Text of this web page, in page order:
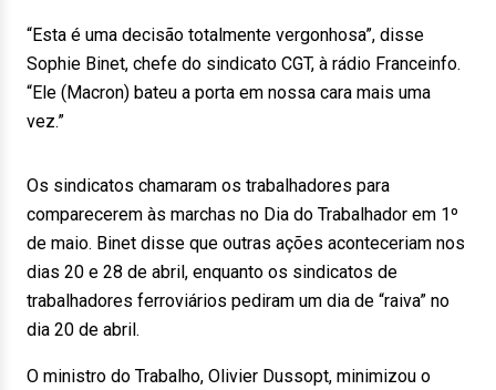
“Esta é uma decisão totalmente vergonhosa”, disse
Sophie Binet, chefe do sindicato CGT, à rádio Franceinfo.
“Ele (Macron) bateu a porta em nossa cara mais uma
vez.”
Os sindicatos chamaram os trabalhadores para
comparecerem às marchas no Dia do Trabalhador em 1º
de maio. Binet disse que outras ações aconteceriam nos
dias 20 e 28 de abril, enquanto os sindicatos de
trabalhadores ferroviários pediram um dia de “raiva” no
dia 20 de abril.
O ministro do Trabalho, Olivier Dussopt, minimizou o